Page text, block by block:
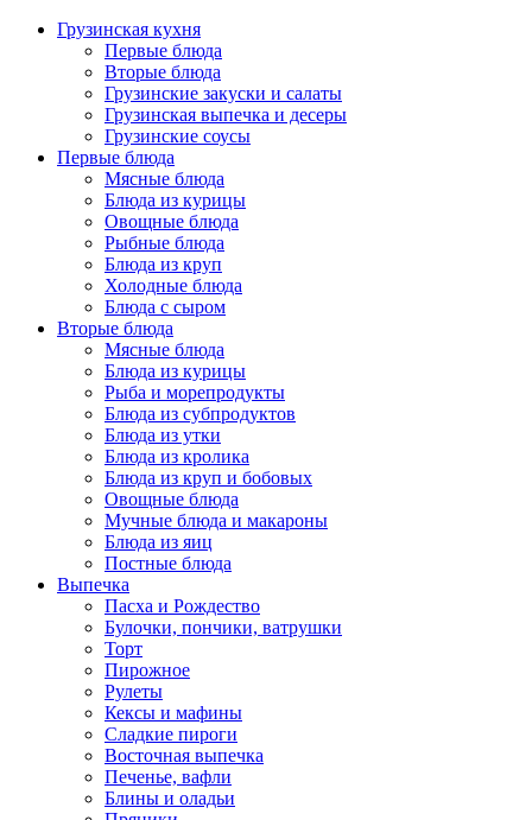
Грузинская кухня
Первые блюда
Вторые блюда
Грузинские закуски и салаты
Грузинская выпечка и десеры
Грузинские соусы
Первые блюда
Мясные блюда
Блюда из курицы
Овощные блюда
Рыбные блюда
Блюда из круп
Холодные блюда
Блюда с сыром
Вторые блюда
Мясные блюда
Блюда из курицы
Рыба и морепродукты
Блюда из субпродуктов
Блюда из утки
Блюда из кролика
Блюда из круп и бобовых
Овощные блюда
Мучные блюда и макароны
Блюда из яиц
Постные блюда
Выпечка
Пасха и Рождество
Булочки, пончики, ватрушки
Торт
Пирожное
Рулеты
Кексы и мафины
Сладкие пироги
Восточная выпечка
Печенье, вафли
Блины и оладьи